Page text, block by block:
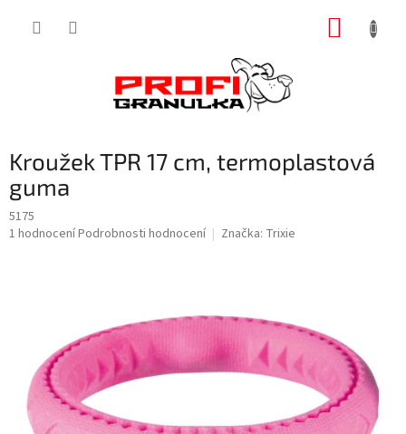
Kroužek TPR 17 cm, termoplastová
guma
5175
Průměrné
hvězdiček.
1 hodnoceníPodrobnosti hodnocení Značka: Trixie